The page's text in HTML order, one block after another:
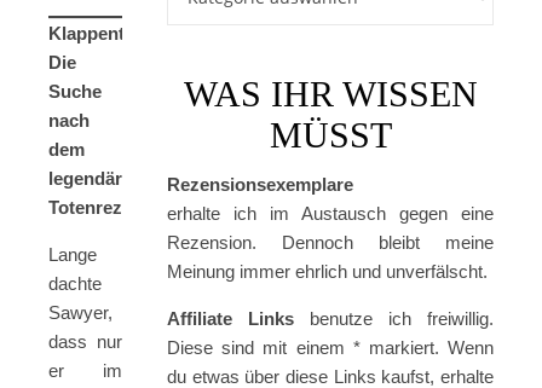
Klappentext:
Die
Suche
nach
dem
legendären
Totenrezept!
Lange
dachte
Sawyer,
dass nur
er im
WAS IHR WISSEN
MÜSST
Rezensionsexemplare
erhalte ich im Austausch gegen eine
Rezension. Dennoch bleibt meine
Meinung immer ehrlich und unverfälscht.
Affiliate Links benutze ich freiwillig.
Diese sind mit einem * markiert. Wenn
du etwas über diese Links kaufst, erhalte